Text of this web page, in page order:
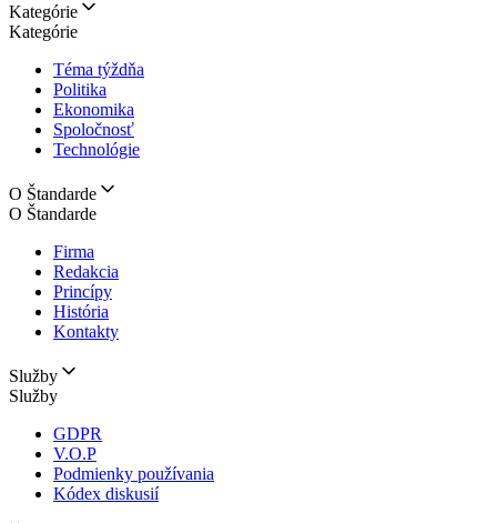
Kategórie
Kategórie
Téma týždňa
Politika
Ekonomika
Spoločnosť
Technológie
O Štandarde
O Štandarde
Firma
Redakcia
Princípy
História
Kontakty
Služby
Služby
GDPR
V.O.P
Podmienky používania
Kódex diskusií